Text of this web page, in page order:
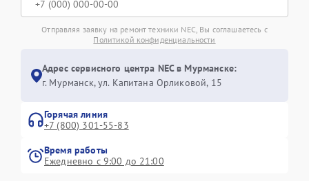
Отправляя заявку на ремонт техники NEC, Вы соглашаетесь с
Политикой конфиденциальности
Адрес сервисного центра NEC в Мурманске:
г. Мурманск, ул. Капитана Орликовой, 15
Горячая линия
+7 (800) 301-55-83
Время работы
Ежедневно с 9:00 до 21:00